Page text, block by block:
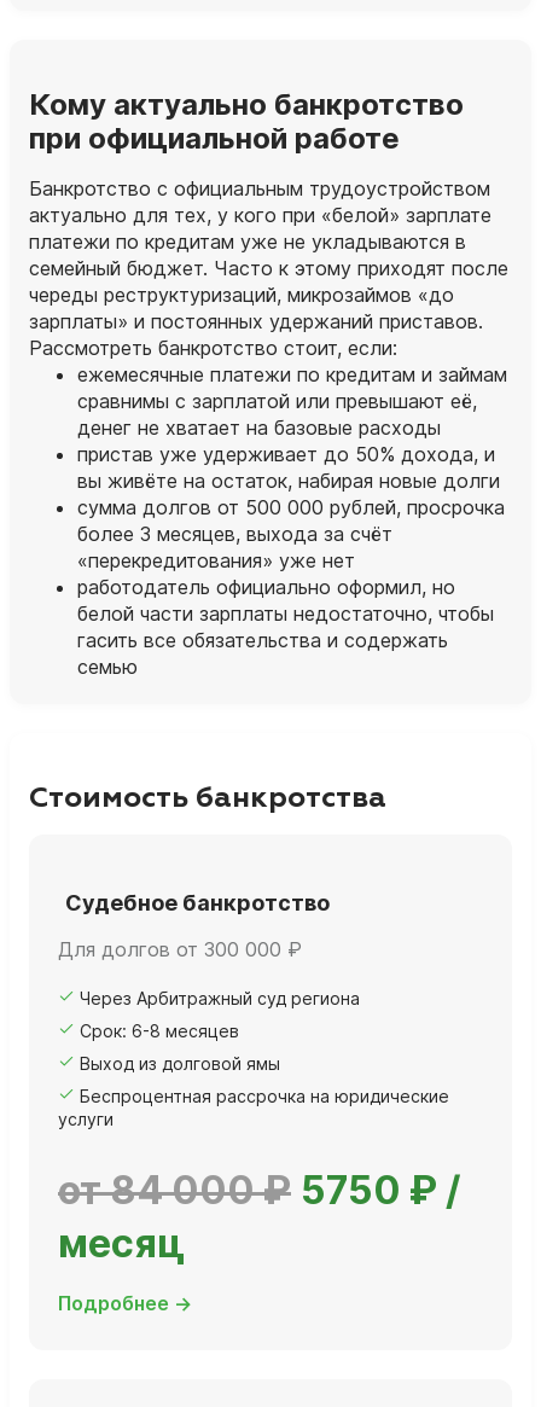
Кому актуально банкротство
при официальной работе
Банкротство с официальным трудоустройством
актуально для тех, у кого при «белой» зарплате
платежи по кредитам уже не укладываются в
семейный бюджет. Часто к этому приходят после
череды реструктуризаций, микрозаймов «до
зарплаты» и постоянных удержаний приставов.
Рассмотреть банкротство стоит, если:
ежемесячные платежи по кредитам и займам
сравнимы с зарплатой или превышают её,
денег не хватает на базовые расходы
пристав уже удерживает до 50% дохода, и
вы живёте на остаток, набирая новые долги
сумма долгов от 500 000 рублей, просрочка
более 3 месяцев, выхода за счёт
«перекредитования» уже нет
работодатель официально оформил, но
белой части зарплаты недостаточно, чтобы
гасить все обязательства и содержать
семью
Стоимость банкротства
Судебное банкротство
Для долгов от 300 000 ₽
Через Арбитражный суд региона
Срок: 6-8 месяцев
Выход из долговой ямы
Беспроцентная рассрочка на юридические
услуги
от 84 000 ₽ 5750 ₽ /
месяц
Подробнее →